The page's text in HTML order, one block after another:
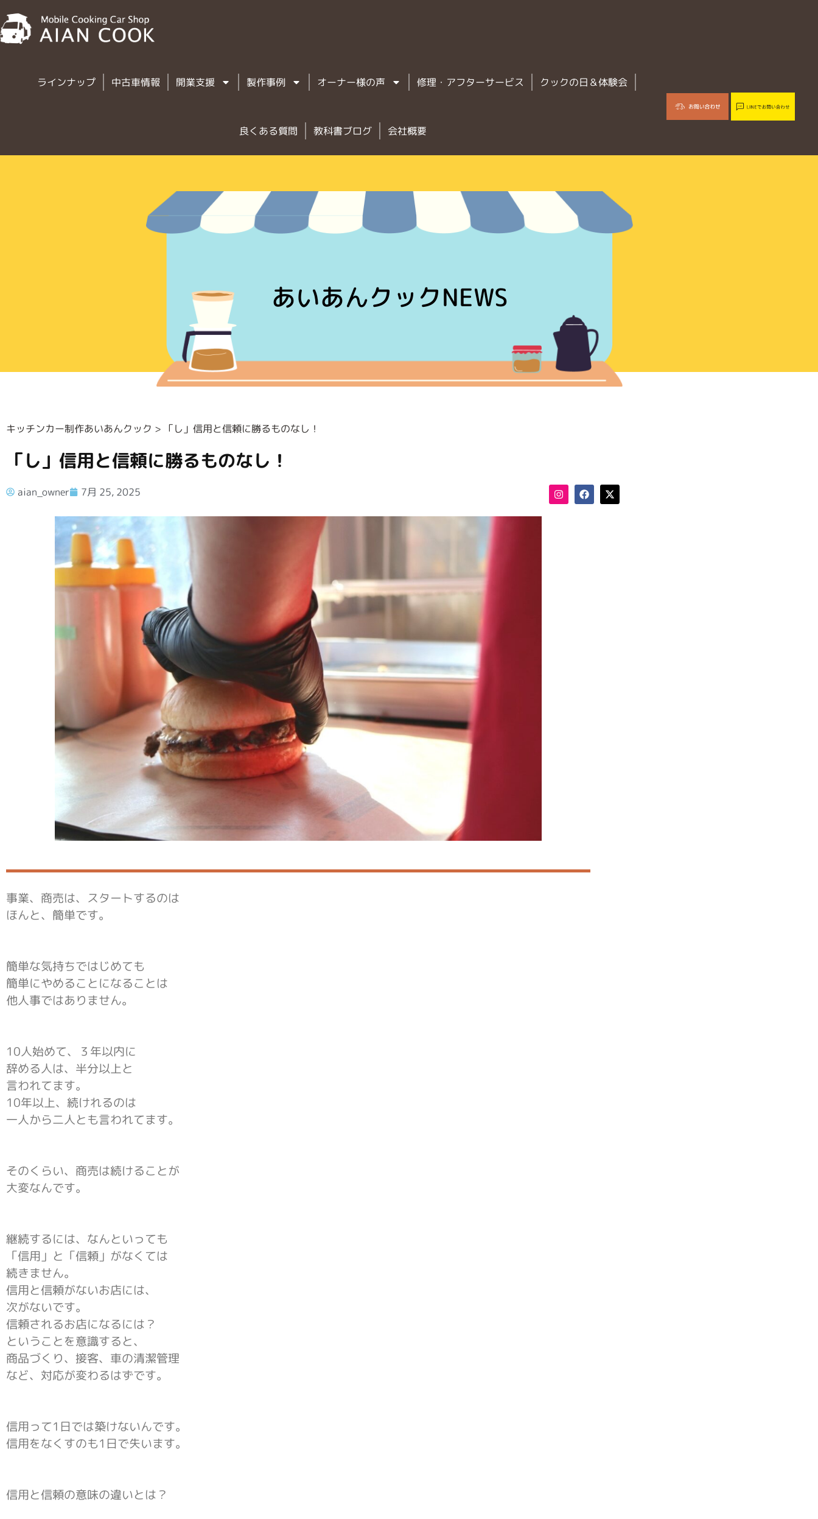
ラインナップ 中古車情報 開業支援 製作事例 オーナー様の声 修理・アフターサービス クックの日＆体験会
良くある質問 教科書ブログ 会社概要
あいあんクックNEWS
キッチンカー制作あいあんクック > 「し」信用と信頼に勝るものなし！
「し」信用と信頼に勝るものなし！
aian_owner 7月 25, 2025
事業、商売は、スタートするのは
ほんと、簡単です。
簡単な気持ちではじめても
簡単にやめることになることは
他人事ではありません。
10人始めて、３年以内に
辞める人は、半分以上と
言われてます。
10年以上、続けれるのは
一人から二人とも言われてます。
そのくらい、商売は続けることが
大変なんです。
継続するには、なんといっても
「信用」と「信頼」がなくては
続きません。
信用と信頼がないお店には、
次がないです。
信頼されるお店になるには？
ということを意識すると、
商品づくり、接客、車の清潔管理
など、対応が変わるはずです。
信用って1日では築けないんです。
信用をなくすのも1日で失います。
信用と信頼の意味の違いとは？